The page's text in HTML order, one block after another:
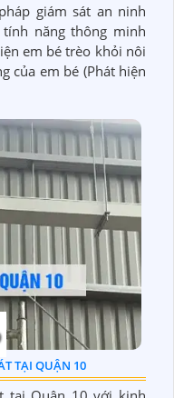
giám sát an ninh
năng thông minh
em bé trèo khỏi nôi
của em bé (Phát hiện
TẠI QUẬN 10